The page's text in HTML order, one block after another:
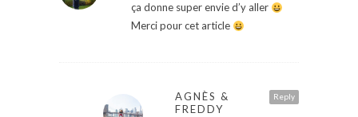
ça donne super envie d’y aller
Merci pour cet article
Reply
AGNÈS &
FREDDY